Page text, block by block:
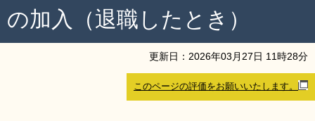
創業・産業・ビジネス
組織から探す
の加入（退職したとき）
更新日： 2026年03 月 27日 11時28分
このページの評価をお願いいたします。